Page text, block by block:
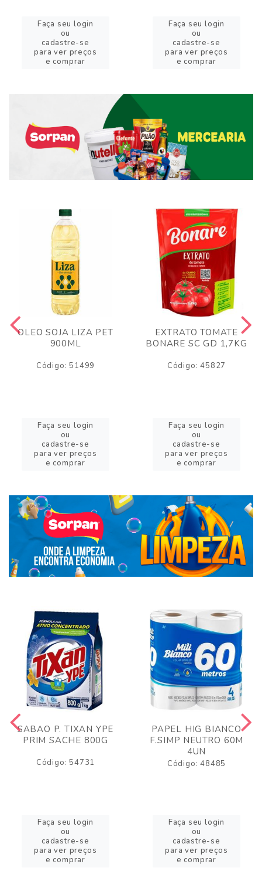
Faça seu login
ou
cadastre-se
para ver preços
e comprar
Faça seu login
ou
cadastre-se
para ver preços
e comprar
OLEO SOJA LIZA PET
900ML
Código: 51499
Faça seu login
ou
cadastre-se
para ver preços
e comprar
EXTRATO TOMATE
BONARE SC GD 1,7KG
Código: 45827
Faça seu login
ou
cadastre-se
para ver preços
e comprar
SABAO P. TIXAN YPE
PRIM SACHE 800G
Código: 54731
Faça seu login
ou
cadastre-se
para ver preços
e comprar
PAPEL HIG BIANCO
F.SIMP NEUTRO 60M
4UN
Código: 48485
Faça seu login
ou
cadastre-se
para ver preços
e comprar